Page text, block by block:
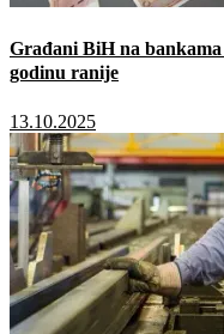
Građani BiH na
godinu ranije
13.10.2025